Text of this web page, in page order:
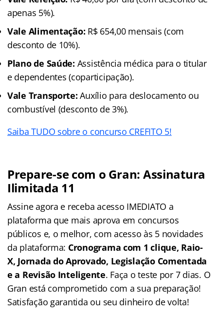
apenas 5%).
Vale Alimentação: R$ 654,00 mensais (com
desconto de 10%).
Plano de Saúde: Assistência médica para o titular
e dependentes (coparticipação).
Vale Transporte: Auxílio para deslocamento ou
combustível (desconto de 3%).
Saiba TUDO sobre o concurso CREFITO 5!
Prepare-se com o Gran: Assinatura
Ilimitada 11
Assine agora e receba acesso IMEDIATO a
plataforma que mais aprova em concursos
públicos e, o melhor, com acesso às 5 novidades
da plataforma: Cronograma com 1 clique, Raio-
X, Jornada do Aprovado, Legislação Comentada
e a Revisão Inteligente. Faça o teste por 7 dias. O
Gran está comprometido com a sua preparação!
Satisfação garantida ou seu dinheiro de volta!